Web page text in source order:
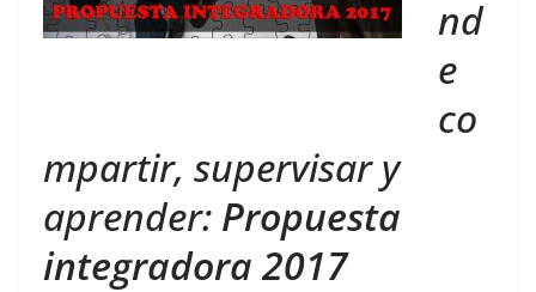
nd
e
co
mpartir, supervisar y
aprender: Propuesta
integradora 2017